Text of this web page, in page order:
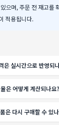
으며, 주문 전 재고를
적용됩니다.
은 실시간으로 반영되
은 어떻게 계산되나요?
은 다시 구매할 수 있